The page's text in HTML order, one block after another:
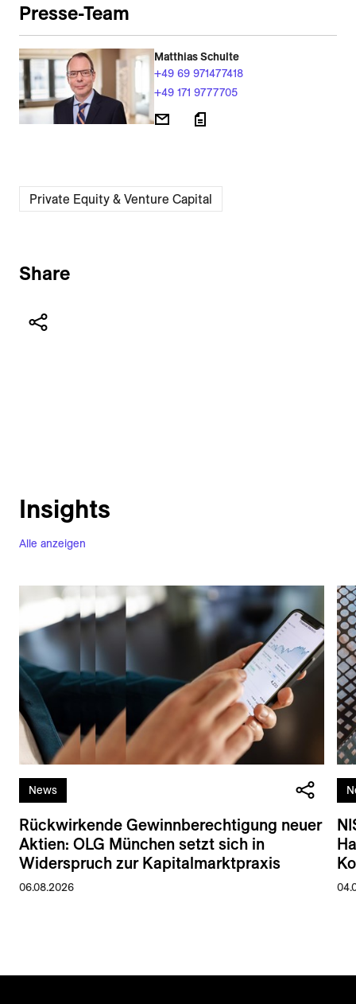
Presse-Team
Matthias Schulte
+49 69 971477418
+49 171 9777705
Private Equity & Venture Capital
Share
Alle anzeigen
Insights
News
Rückwirkende Gewinnberechtigung neuer
Aktien: OLG München setzt sich in
Widerspruch zur Kapitalmarktpraxis
06.08.2026